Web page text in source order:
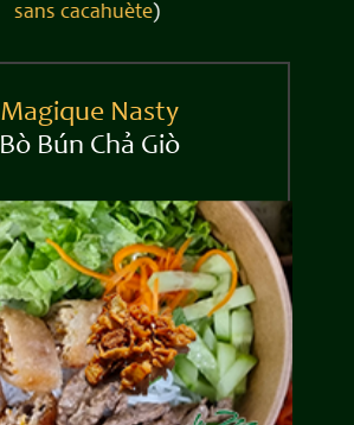
sans cacahuète)
Magique Nasty
Bò Bún ​Chả Giò